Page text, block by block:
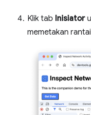
Klik tab Inisiator
memetakan